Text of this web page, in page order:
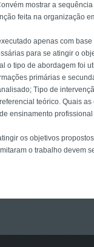
mostrar a
feita na organização
apenas com
para se atingir o
tipo de abordagem foi
primárias e
Tipo de
teórico. Quais
ensinamento
os objetivos
o trabalho devem